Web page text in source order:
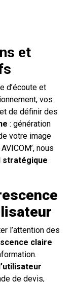
et
d’écoute et
vos
de définir des
: génération
votre image
nous
stratégique
l’attention des
claire
de devis,